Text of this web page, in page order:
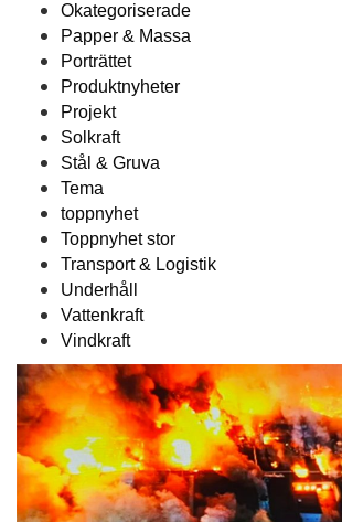
Okategoriserade
Papper & Massa
Porträttet
Produktnyheter
Projekt
Solkraft
Stål & Gruva
Tema
toppnyhet
Toppnyhet stor
Transport & Logistik
Underhåll
Vattenkraft
Vindkraft